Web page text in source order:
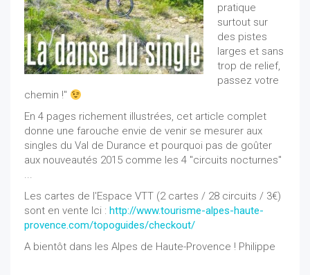
pratique
surtout sur
des pistes
larges et sans
trop de relief,
passez votre
chemin !"
En 4 pages richement illustrées, cet article complet
donne une farouche envie de venir se mesurer aux
singles du Val de Durance et pourquoi pas de goûter
aux nouveautés 2015 comme les 4 "circuits nocturnes"
...
Les cartes de l'Espace VTT (2 cartes / 28 circuits / 3€)
sont en vente Ici : http://www.tourisme-alpes-haute-
provence.com/topoguides/checkout/
A bientôt dans les Alpes de Haute-Provence ! Philippe